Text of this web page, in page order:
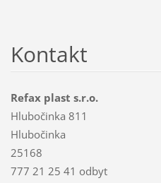
Kontakt
Refax plast s.r.o.
Hlubočinka 811
Hlubočinka
25168
777 21 25 41 odbyt